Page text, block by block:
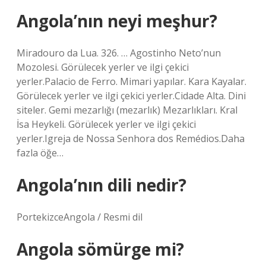
Angola’nın neyi meşhur?
Miradouro da Lua. 326. … Agostinho Neto’nun
Mozolesi. Görülecek yerler ve ilgi çekici
yerler.Palacio de Ferro. Mimari yapılar. Kara Kayalar.
Görülecek yerler ve ilgi çekici yerler.Cidade Alta. Dini
siteler. Gemi mezarlığı (mezarlık) Mezarlıkları. Kral
İsa Heykeli. Görülecek yerler ve ilgi çekici
yerler.Igreja de Nossa Senhora dos Remédios.Daha
fazla öğe…
Angola’nın dili nedir?
PortekizceAngola / Resmi dil
Angola sömürge mi?